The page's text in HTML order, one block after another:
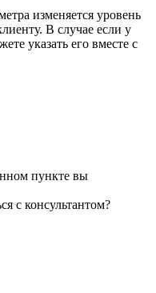
изменяется уровень
В случае если у
указать его вместе с
пункте вы
с консультантом?